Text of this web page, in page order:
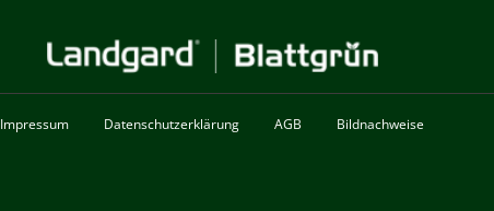
Impressum Datenschutzerklärung AGB Bildnachweise